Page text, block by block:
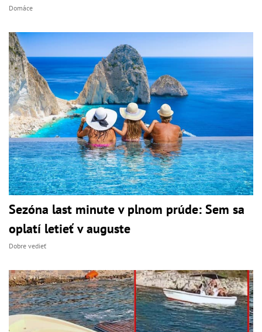
Domáce
Sezóna last minute v plnom prúde: Sem sa
oplatí letieť v auguste
Dobre vedieť